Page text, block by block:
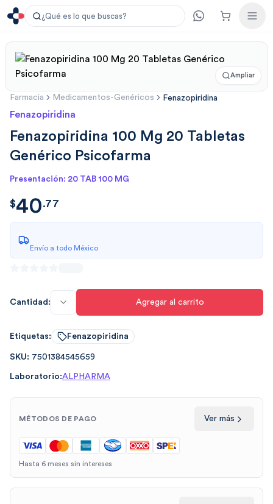
¿Qué es lo que buscas?
Ampliar
Farmacia Medicamentos-Genéricos Fenazopiridina
Fenazopiridina
Fenazopiridina 100 Mg 20 Tabletas
Genérico Psicofarma
Presentación: 20 TAB 100 MG
$40.7700
$40.77
Envío a todo México
Cantidad: Agregar al carrito
Etiquetas: Fenazopiridina
SKU: 7501384545659
Laboratorio:ALPHARMA
MÉTODOS DE PAGO Ver más
Hasta 6 meses sin intereses